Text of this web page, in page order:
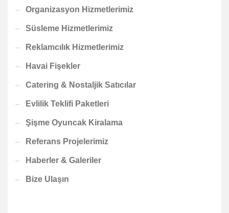
Organizasyon Hizmetlerimiz
Süsleme Hizmetlerimiz
Reklamcılık Hizmetlerimiz
Havai Fişekler
Catering & Nostaljik Satıcılar
Evlilik Teklifi Paketleri
Şişme Oyuncak Kiralama
Referans Projelerimiz
Haberler & Galeriler
Bize Ulaşın